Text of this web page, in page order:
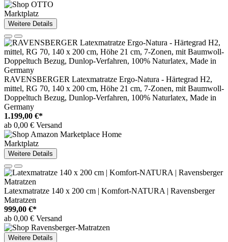
Marktplatz
Weitere Details
RAVENSBERGER Latexmatratze Ergo-Natura - Härtegrad H2,
mittel, RG 70, 140 x 200 cm, Höhe 21 cm, 7-Zonen, mit Baumwoll-
Doppeltuch Bezug, Dunlop-Verfahren, 100% Naturlatex, Made in
Germany
1.199,00 €*
ab 0,00 € Versand
Marktplatz
Weitere Details
Latexmatratze 140 x 200 cm | Komfort-NATURA | Ravensberger
Matratzen
999,00 €*
ab 0,00 € Versand
Weitere Details